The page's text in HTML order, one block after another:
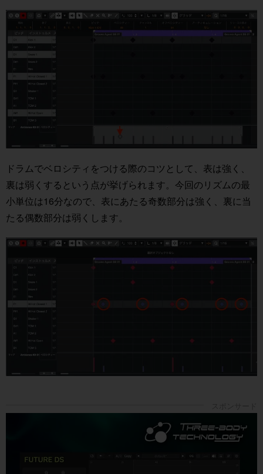
ドラムでベロシティをつける際のコツとして、表は強く、
裏は弱くするという点が挙げられます。今回のリズムの最
小単位は16分なので、表にあたる奇数部分は強く、裏に当
たる偶数部分は弱くします。